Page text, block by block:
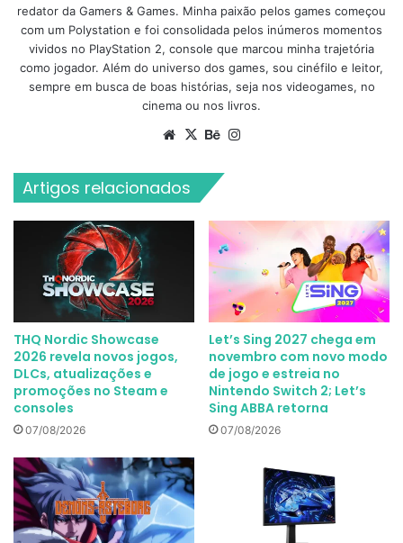
redator da Gamers & Games. Minha paixão pelos games começou
com um Polystation e foi consolidada pelos inúmeros momentos
vividos no PlayStation 2, console que marcou minha trajetória
como jogador. Além do universo dos games, sou cinéfilo e leitor,
sempre em busca de boas histórias, seja nos videogames, no
cinema ou nos livros.
Website
X Behance
Artigos relacionados
THQ Nordic Showcase
2026 revela novos jogos,
DLCs, atualizações e
promoções no Steam e
consoles
07/08/2026
Let’s Sing 2027 chega em
novembro com novo modo
de jogo e estreia no
Nintendo Switch 2; Let’s
Sing ABBA retorna
07/08/2026